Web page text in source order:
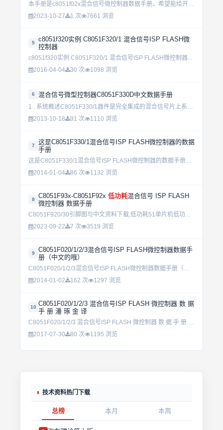
本手册是c8051f02x混合信号微控制器数据手册，希望能给开发c8051f02x单片机的朋友以帮助。...
2023-10-27
1 次 7661 浏览
5
c8051f320实例 C8051F320/1 混合信号ISP FLASH微
控制器
c8051f320实例 C8051F320/1 混合信号ISP FLASH微控制器...
2016-04-04
30 次 1098 浏览
6 混合信号微型控制器C8051F330D中文数据手册
1 . 系统概述C8051F330/1器件是完全集成的混合信号片上系统型MCU。下面列出了一些主要特性，有关某一产品的具体特性参见表1.1。&#1048697; 高速、流水线结构的8051兼容的CIP...
2013-10-18
91 次 1110 浏览
7
这是C8051F330/1混合信号ISP FLASH微控制器的数据
手册
这是C8051F330/1混合信号ISP FLASH微控制器的数据手册，由沈阳航空工业学院潘琢金老师翻译 版权声明：本手册中文版版权归译者和新华龙电子有限公司所有。研究和开发人员可以自由使用本手册。...
2014-01-04
86 次 1132 浏览
8 C8051F93x-C8051F92x 低功耗混合信号 ISP FLASH
微控制器 数据手册
C8051F920/30引脚图与中文资料下载,低功耗51单片机低功耗的一个选项供电电压 0.9V ~ 3.6V单节电池模式支持 0.9~1.8V 操作双节电池模式支持 1.8~3.6V 操作内建 DC...
2023-09-22
7 次 3519 浏览
9
C8051F020/1/2/3混合信号ISP FLASH微控制器数据手
册（中文的哦）
C8051F020/1/2/3混合信号ISP FLASH微控制器数据手册（中文的哦）...
2014-01-02
162 次 1297 浏览
10 C8051F020/1/2/3 混合信号ISP FLASH 微控制器 数 据
手 册 潘 琢 金 译
C8051F020/1/2/3 混合信号ISP FLASH 微控制器 数 据 手 册 潘 琢 金 译...
2017-07-30
80 次 1195 浏览
技术资料热门下载
总榜 本月 本周